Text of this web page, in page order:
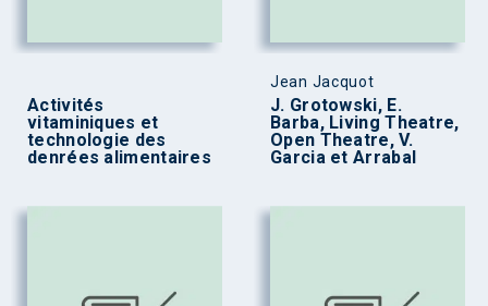
Activités
vitaminiques et
technologie des
denrées alimentaires
Jean Jacquot
J. Grotowski, E.
Barba, Living Theatre,
Open Theatre, V.
Garcia et Arrabal